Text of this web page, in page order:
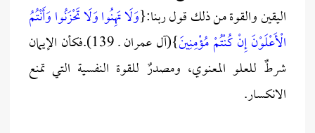
اليقين والقوة من ذلك قول ربنا:{وَلَا تَهِنُوا وَلَا تَحْزَنُوا وَأَنْتُمُ
الْأَعْلَوْنَ إِنْ كُنْتُمْ مُؤْمِنِينَ
}(آل عمران ـ 139).فكأن الإيمان
شرطٌ للعلو المعنوي، ومصدرٌ للقوة النفسية التي تمنع
الانكسار.